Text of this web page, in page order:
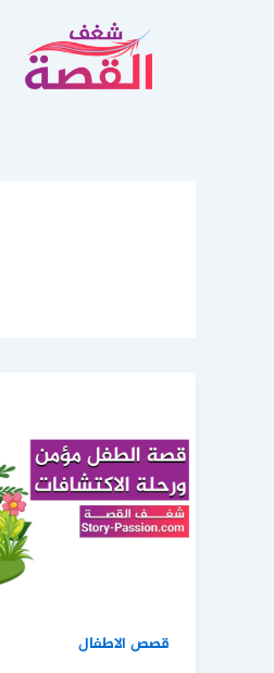
قصص الاطفال